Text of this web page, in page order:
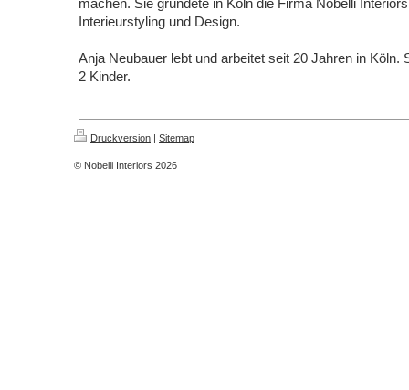
machen. Sie gründete in Köln die Firma Nobelli
Interieurstyling und Design.
Anja Neubauer lebt und arbeitet seit 20 Jahren in Köln.
2 Kinder.
Druckversion | Sitemap
© Nobelli Interiors 2026